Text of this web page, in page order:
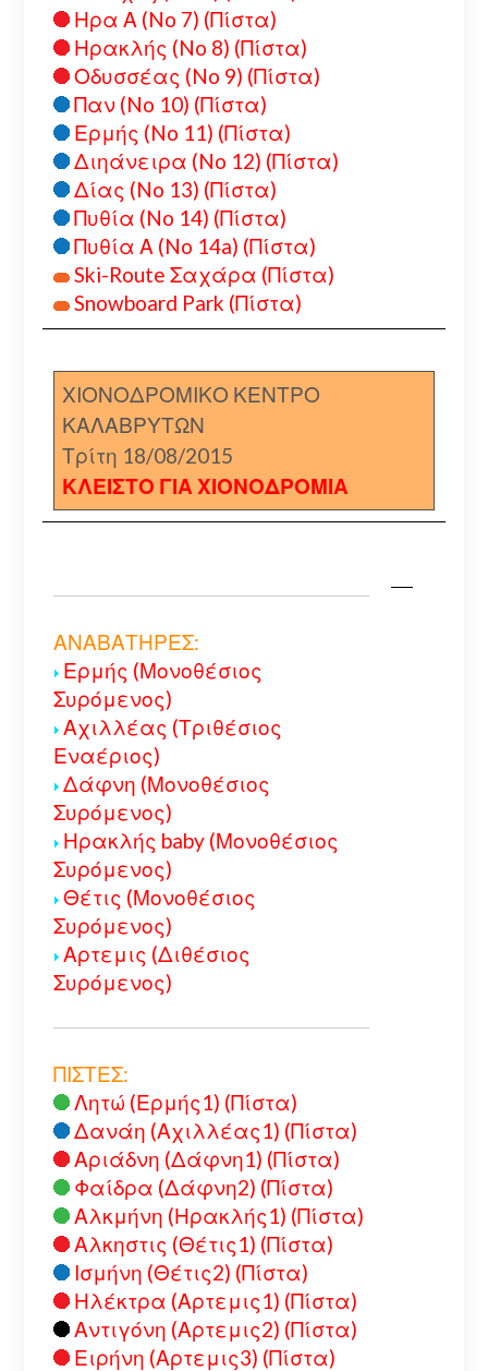
Ηρα Α (No 7) (Πίστα)
Ηρακλής (No 8) (Πίστα)
Οδυσσέας (No 9) (Πίστα)
Παν (No 10) (Πίστα)
Ερμής (No 11) (Πίστα)
Διηάνειρα (No 12) (Πίστα)
Δίας (No 13) (Πίστα)
Πυθία (No 14) (Πίστα)
Πυθία Α (No 14a) (Πίστα)
Ski-Route Σαχάρα (Πίστα)
Snowboard Park (Πίστα)
ΧΙΟΝΟΔΡΟΜΙΚΟ ΚΕΝΤΡΟ
ΚΑΛΑΒΡΥΤΩΝ
Τρίτη 18/08/2015
ΚΛΕΙΣΤΟ ΓΙΑ ΧΙΟΝΟΔΡΟΜΙΑ
ΑΝΑΒΑΤΗΡΕΣ:
Ερμής (Μονοθέσιος
Συρόμενος)
Αχιλλέας (Τριθέσιος
Εναέριος)
Δάφνη (Μονοθέσιος
Συρόμενος)
Ηρακλής baby (Μονοθέσιος
Συρόμενος)
Θέτις (Μονοθέσιος
Συρόμενος)
Αρτεμις (Διθέσιος
Συρόμενος)
ΠΙΣΤΕΣ:
Λητώ (Ερμής1) (Πίστα)
Δανάη (Αχιλλέας1) (Πίστα)
Αριάδνη (Δάφνη1) (Πίστα)
Φαίδρα (Δάφνη2) (Πίστα)
Αλκμήνη (Ηρακλής1) (Πίστα)
Αλκηστις (Θέτις1) (Πίστα)
Ισμήνη (Θέτις2) (Πίστα)
Ηλέκτρα (Αρτεμις1) (Πίστα)
Αντιγόνη (Αρτεμις2) (Πίστα)
Ειρήνη (Αρτεμις3) (Πίστα)